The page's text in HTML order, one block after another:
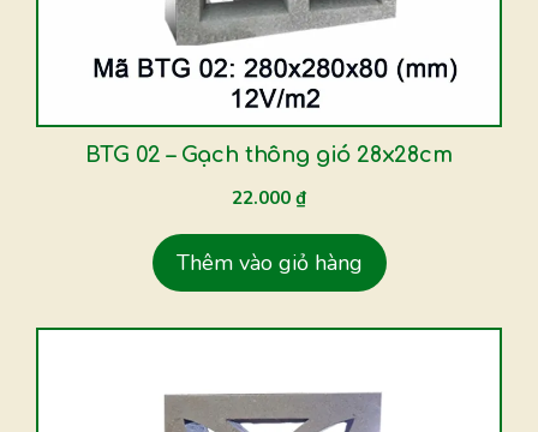
BTG 02 – Gạch thông gió 28x28cm
22.000₫
Thêm vào giỏ hàng